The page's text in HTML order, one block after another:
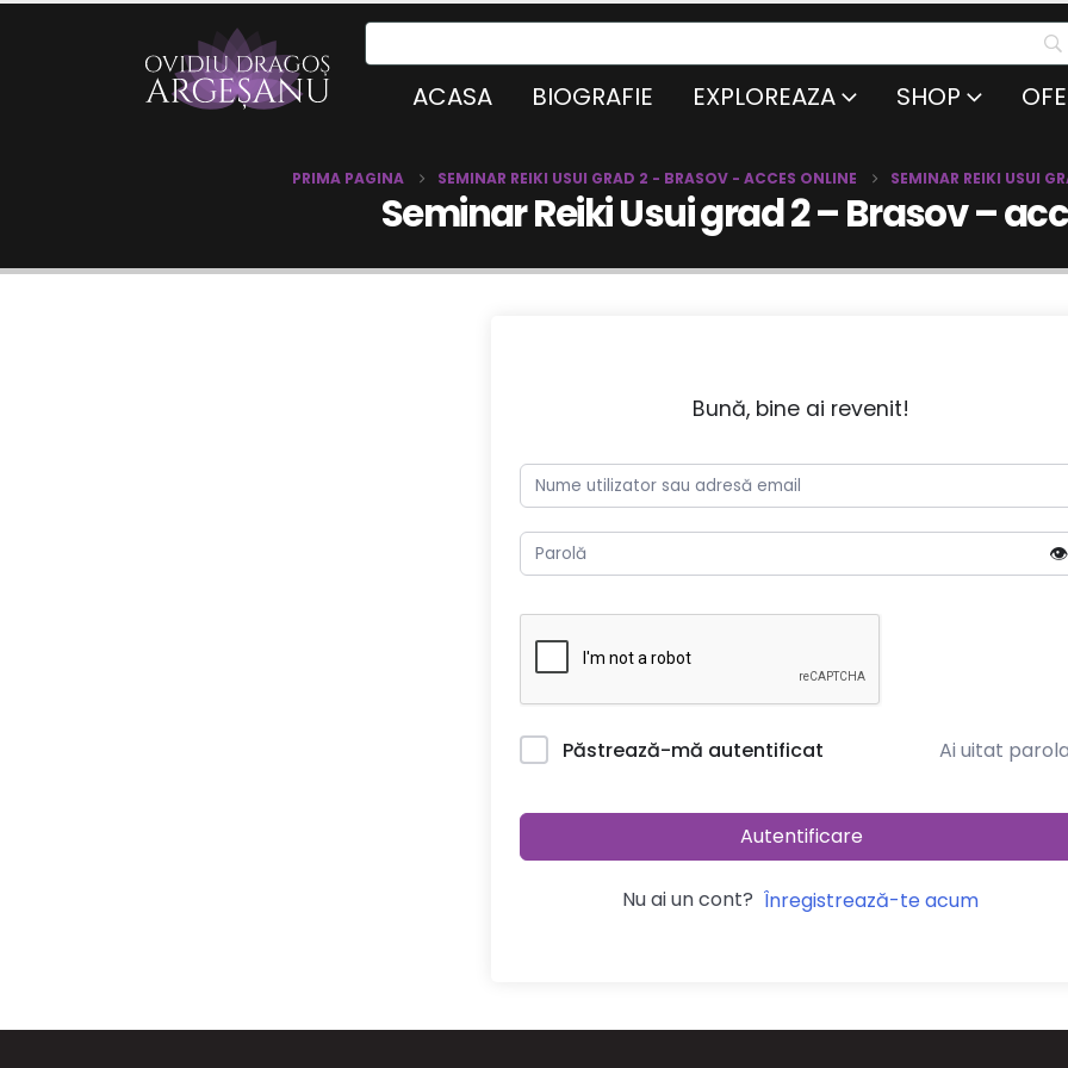
ACASA BIOGRAFIE EXPLOREAZA SHOP
PRIMA PAGINA SEMINAR REIKI USUI GRAD 2 - BRASOV - ACCES ONLINE SEMINAR REIKI USUI
Seminar Reiki Usui grad 2 – Brasov –
Bună, bine ai revenit!
👁️
Păstrează-mă autentificat Ai uitat
Autentificare
Nu ai un cont? Înregistrează-te acum